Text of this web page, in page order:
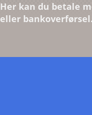
Her kan du betale
eller bankoverførsel.